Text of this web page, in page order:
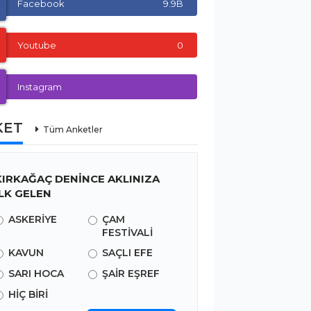
Facebook 9.9B
Youtube 0
Instagram
Tüm Anketler
DENİNCE AKLINIZA
GELEN
ASKERİYE
ÇAM
FESTİVALİ
KAVUN
SAÇLI EFE
SARI HOCA
ŞAİR EŞREF
HİÇ BİRİ